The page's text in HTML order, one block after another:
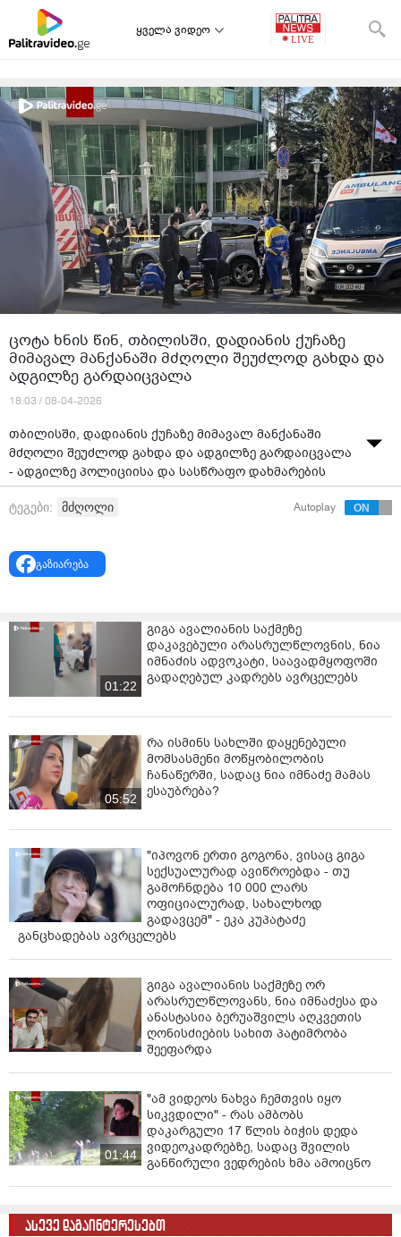
ყველა ვიდეო
ცოტა ხნის წინ, თბილისში, დადიანის ქუჩაზე
მიმავალ მანქანაში მძღოლი შეუძლოდ გახდა და
ადგილზე გარდაიცვალა
18:03 / 08-04-2026
თბილისში, დადიანის ქუჩაზე მიმავალ მანქანაში
მძღოლი შეუძლოდ გახდა და ადგილზე გარდაიცვალა
- ადგილზე პოლიციისა და სასწრაფო დახმარების
ჯგუფები არიან მობილიზებულები.
ტეგები: მძღოლი Autoplay
გაზიარება
01:22
გიგა ავალიანის საქმეზე
დაკავებული არასრულწლოვნის, ნია
იმნაძის ადვოკატი, საავადმყოფოში
გადაღებულ კადრებს ავრცელებს
05:52
რა ისმინს სახლში დაყენებული
მომსასმენი მოწყობილობის
ჩანაწერში, სადაც ნია იმნაძე მამას
ესაუბრება?
"იპოვონ ერთი გოგონა, ვისაც გიგა
სექსუალურად ავიწროებდა - თუ
გამოჩნდება 10 000 ლარს
ოფიციალურად, სახალხოდ
გადავცემ" - ეკა კუპატაძე
განცხადებას ავრცელებს
გიგა ავალიანის საქმეზე ორ
არასრულწლოვანს, ნია იმნაძესა და
ანასტასია ბერუაშვილს აღკვეთის
ღონისძიების სახით პატიმრობა
შეეფარდა
01:44
"ამ ვიდეოს ნახვა ჩემთვის იყო
სიკვდილი" - რას ამბობს
დაკარგული 17 წლის ბიჭის დედა
ვიდეოკადრებზე, სადაც შვილის
განწირული ვედრების ხმა ამოიცნო
ასევე დაგაინტერესებთ